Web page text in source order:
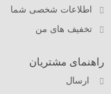
اطلاعات شخصی شما
تخفیف های من
راهنمای مشتریان
ارسال